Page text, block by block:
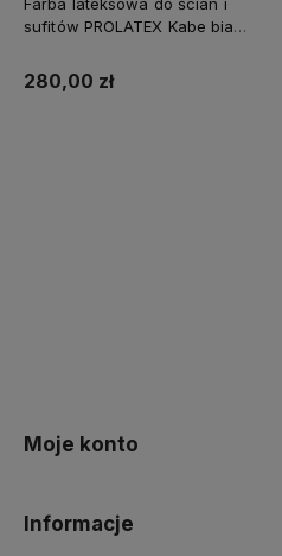
sufitów PROLATEX Kabe biała
matowa
280,00 zł
Moje konto
Informacje